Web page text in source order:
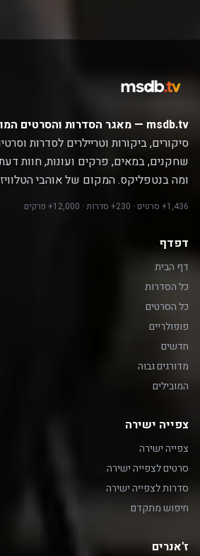
msdb.tv — מאגר הסדרות והסרטים המוביל בעברית.
סיקורים, ביקורות וטריילרים לסדרות
שחקנים, במאים, פרקים ועונות, חוות
ומה בנטפליקס. המקום של אוהבי
1,436+ סרטים · 230+ סדרות · 12,000+ פרקים
דפדף
דף הבית
כל הסדרות
כל הסרטים
פופולריים
חדשים
מדורגים גבוה
המובילים
צפייה ישירה
צפייה ישירה
סרטים לצפייה ישירה
סדרות לצפייה ישירה
חיפוש מתקדם
ז'אנרים